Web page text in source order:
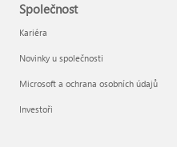
Společnost
Kariéra
Novinky u společnosti
Microsoft a ochrana osobních údajů
Investoři